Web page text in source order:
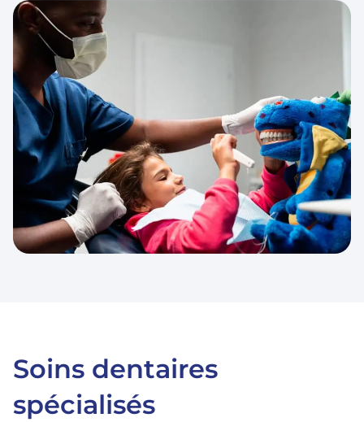
Soins dentaires
spécialisés